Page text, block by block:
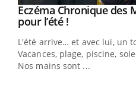
Youtube
Eczéma Chronique des
pour l’été !Youtube
L'été arrive… et avec lui, un
Vacances, plage, piscine,
Nos mains sont ...